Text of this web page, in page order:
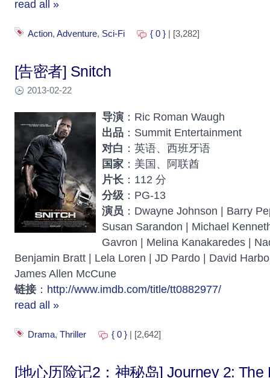
read all »
Action, Adventure, Sci-Fi { 0 } | [3,282]
[告密者] Snitch
2013-02-22
导演 ：Ric Roman Waugh
出品 ：Summit Entertainment
对白 ：英语、西班牙语
国家 ：美国、阿联酋
片长 ：112 分
分级 ：PG-13
演员 ：Dwayne Johnson | Barry
Susan Sarandon | Michael
Gavron | Melina Kanakaredes |
Benjamin Bratt | Lela Loren | JD Pardo | David
James Allen McCune
链接 ： http://www.imdb.com/title/tt0882977/
read all »
Drama, Thriller { 0 } | [2,642]
[地心历险记2：神秘岛] Journey 2: The